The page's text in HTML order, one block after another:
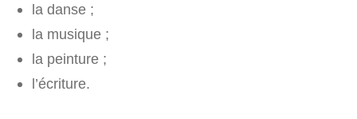
la danse ;
la musique ;
la peinture ;
l’écriture.